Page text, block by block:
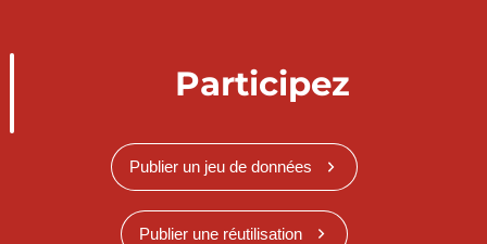
Participez
Publier un jeu de données
Publier une réutilisation